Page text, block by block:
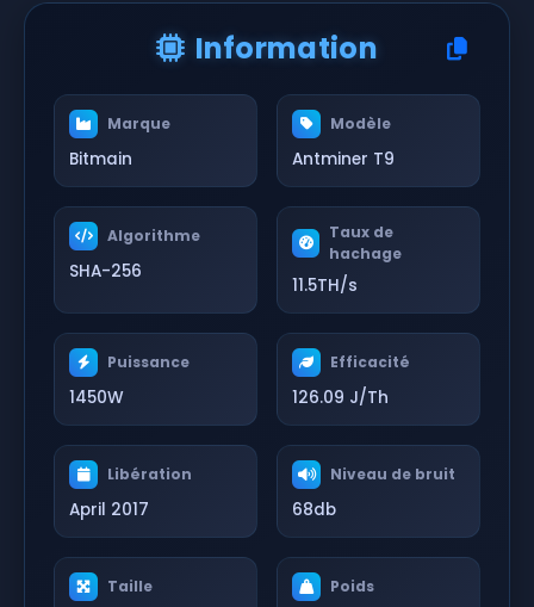
Information
Marque
Bitmain
Modèle
Antminer T9
Algorithme
SHA-256
Taux de
hachage
11.5TH/s
Puissance
1450W
Efficacité
126.09 J/Th
Libération
April 2017
Niveau de bruit
68db
Taille Poids